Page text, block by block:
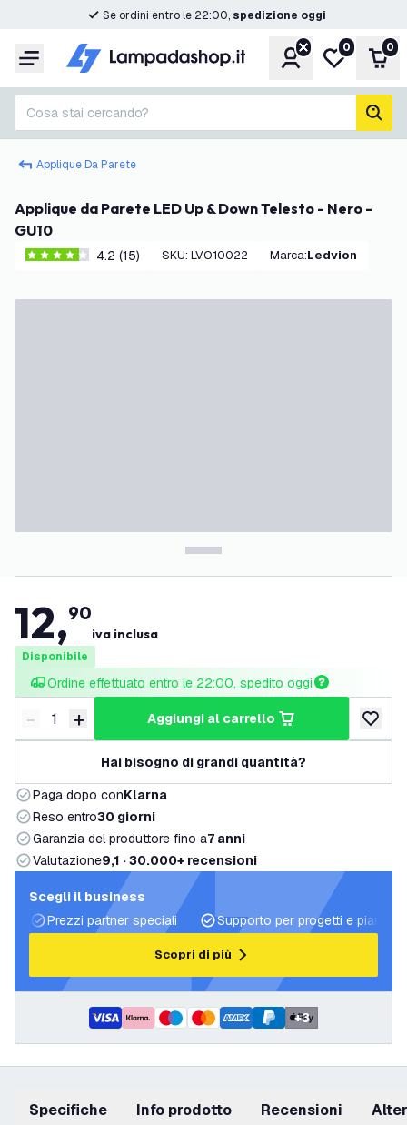
Se ordini entro le 22:00, spedizione oggi
Menu Account
Lista
0 0
Cosa stai cercando?
Applique Da Parete
Applique da Parete LED Up & Down Telesto - Nero -
GU10
4.2 stelle di valutazione
4.2 (15) SKU: LVO10022 Marca: Ledvion
12,90
iva inclusa
Disponibile
Ordine effettuato entro le 22:00, spedito oggi
Riduci quantità
- Aumenta quantità
+ aggiungi al carrello
Hai bisogno di grandi quantità?
Paga dopo conKlarna
Reso entro30 giorni
Garanzia del produttore fino a7 anni
Valutazione9,1 · 30.000+ recensioni
Scegli il business
Prezzi partner speciali
Supporto per progetti e piani di
Scopri di più
+3
Specifiche info prodotto recensioni